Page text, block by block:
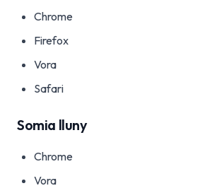
Chrome
Firefox
Vora
Safari
Somia lluny
Chrome
Vora